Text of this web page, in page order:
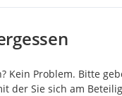
Kein Problem. Bitte
der Sie sich am